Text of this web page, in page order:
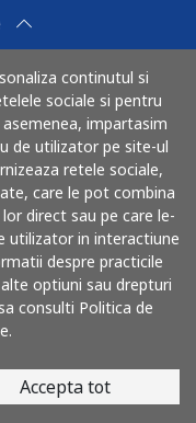
continutul si
sociale si pentru
impartasim
de utilizator pe site-ul
retele sociale,
care le pot combina
direct sau pe care le-
utilizator in interactiune
despre practicile
optiuni sau drepturi
consulti Politica de
Accepta tot